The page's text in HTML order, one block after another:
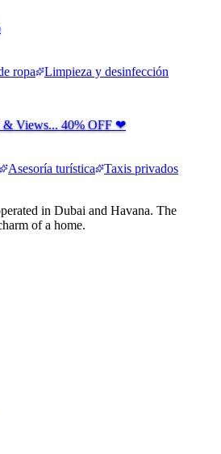
ropa Limpieza y desinfección
Views... 40% OFF ❤
Asesoría turística
Taxis privados
in Dubai and Havana. The
of a home.